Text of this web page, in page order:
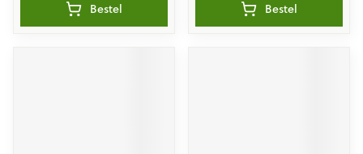
Bestel Bestel